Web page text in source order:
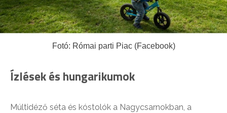
Fotó: Római parti Piac (Facebook)
Ízlések és hungarikumok
Múltidéző séta és kóstolók a Nagycsarnokban, a